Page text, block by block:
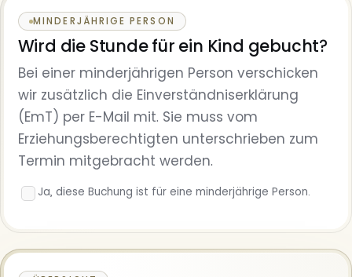
MINDERJÄHRIGE PERSON
Wird die Stunde für ein Kind gebucht?
Bei einer minderjährigen Person verschicken
wir zusätzlich die Einverständniserklärung
(EmT) per E-Mail mit. Sie muss vom
Erziehungsberechtigten unterschrieben zum
Termin mitgebracht werden.
Ja, diese Buchung ist für eine minderjährige Person.